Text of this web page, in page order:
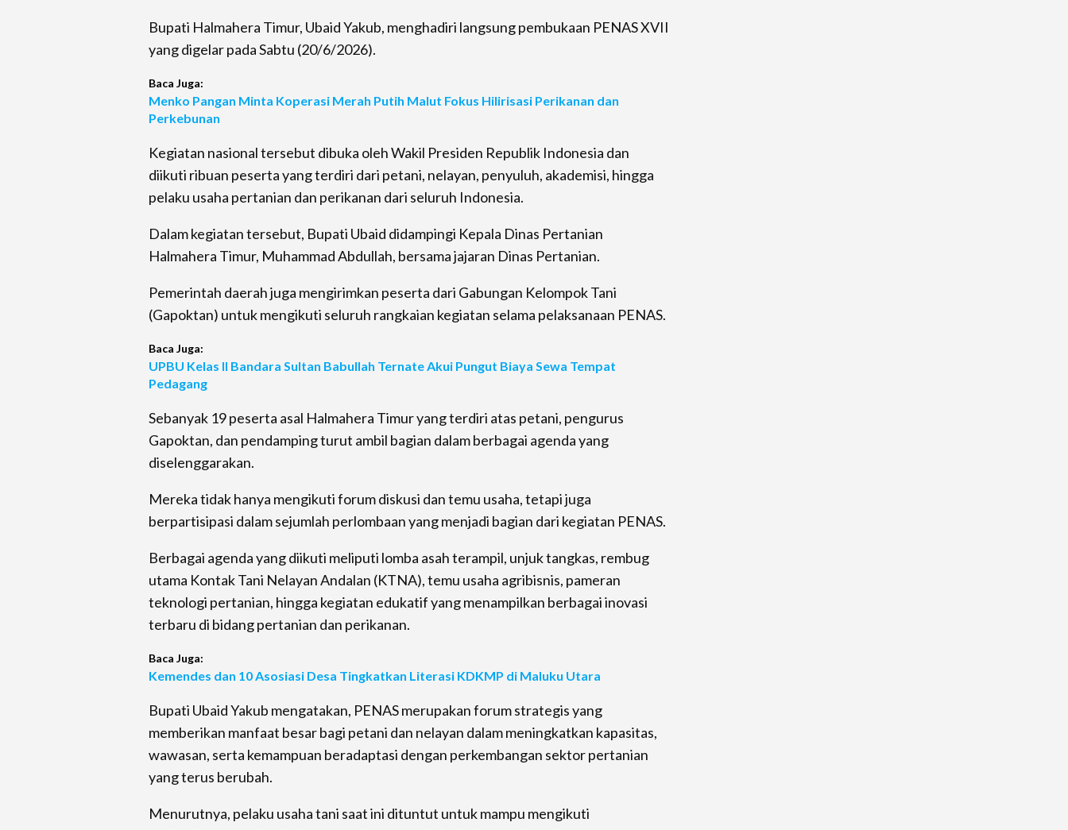
Bupati Halmahera Timur, Ubaid Yakub, menghadiri langsung pembukaan PENAS XVII
yang digelar pada Sabtu (20/6/2026).
Baca Juga:
Menko Pangan Minta Koperasi Merah Putih Malut Fokus Hilirisasi Perikanan dan
Perkebunan
Kegiatan nasional tersebut dibuka oleh Wakil Presiden Republik Indonesia dan
diikuti ribuan peserta yang terdiri dari petani, nelayan, penyuluh, akademisi, hingga
pelaku usaha pertanian dan perikanan dari seluruh Indonesia.
Dalam kegiatan tersebut, Bupati Ubaid didampingi Kepala Dinas Pertanian
Halmahera Timur, Muhammad Abdullah, bersama jajaran Dinas Pertanian.
Pemerintah daerah juga mengirimkan peserta dari Gabungan Kelompok Tani
(Gapoktan) untuk mengikuti seluruh rangkaian kegiatan selama pelaksanaan PENAS.
Baca Juga:
UPBU Kelas II Bandara Sultan Babullah Ternate Akui Pungut Biaya Sewa Tempat
Pedagang
Sebanyak 19 peserta asal Halmahera Timur yang terdiri atas petani, pengurus
Gapoktan, dan pendamping turut ambil bagian dalam berbagai agenda yang
diselenggarakan.
Mereka tidak hanya mengikuti forum diskusi dan temu usaha, tetapi juga
berpartisipasi dalam sejumlah perlombaan yang menjadi bagian dari kegiatan PENAS.
Berbagai agenda yang diikuti meliputi lomba asah terampil, unjuk tangkas, rembug
utama Kontak Tani Nelayan Andalan (KTNA), temu usaha agribisnis, pameran
teknologi pertanian, hingga kegiatan edukatif yang menampilkan berbagai inovasi
terbaru di bidang pertanian dan perikanan.
Baca Juga:
Kemendes dan 10 Asosiasi Desa Tingkatkan Literasi KDKMP di Maluku Utara
Bupati Ubaid Yakub mengatakan, PENAS merupakan forum strategis yang
memberikan manfaat besar bagi petani dan nelayan dalam meningkatkan kapasitas,
wawasan, serta kemampuan beradaptasi dengan perkembangan sektor pertanian
yang terus berubah.
Menurutnya, pelaku usaha tani saat ini dituntut untuk mampu mengikuti